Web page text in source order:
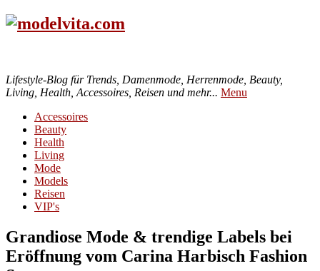
Lifestyle-Blog für Trends, Damenmode, Herrenmode, Beauty,
Living, Health, Accessoires, Reisen und mehr... Menu
Accessoires
Beauty
Health
Living
Mode
Models
Reisen
VIP's
Grandiose Mode & trendige Labels bei
Eröffnung vom Carina Harbisch Fashion